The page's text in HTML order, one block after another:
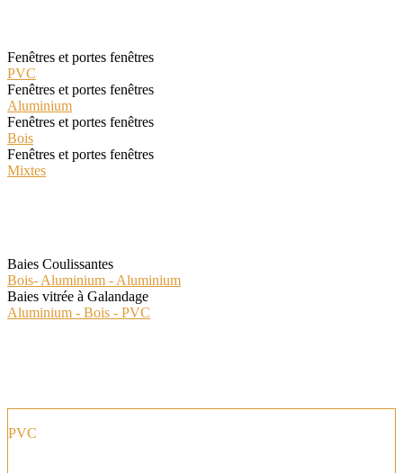
Fenêtres et portes fenêtres
PVC
Fenêtres et portes fenêtres
Aluminium
Fenêtres et portes fenêtres
Bois
Fenêtres et portes fenêtres
Mixtes
Baies Coulissantes
Bois- Aluminium - Aluminium
Baies vitrée à Galandage
Aluminium - Bois - PVC
PVC